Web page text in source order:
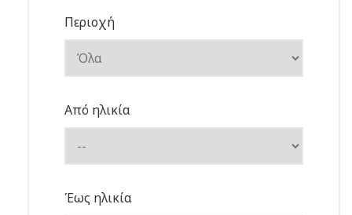
Περιοχή
Από ηλικία
Έως ηλικία